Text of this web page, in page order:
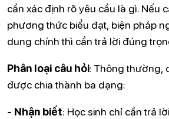
cần xác định rõ yêu cầu là gì. Nếu
phương thức biểu đạt, biện pháp
dung chính thì cần trả lời đúng
Phân loại câu hỏi: Thông thường,
được chia thành ba dạng:
- Nhận biết: Học sinh chỉ cần trả